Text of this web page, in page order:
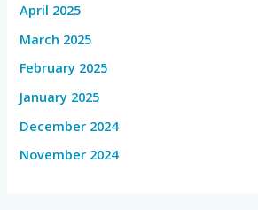
April 2025
March 2025
February 2025
January 2025
December 2024
November 2024